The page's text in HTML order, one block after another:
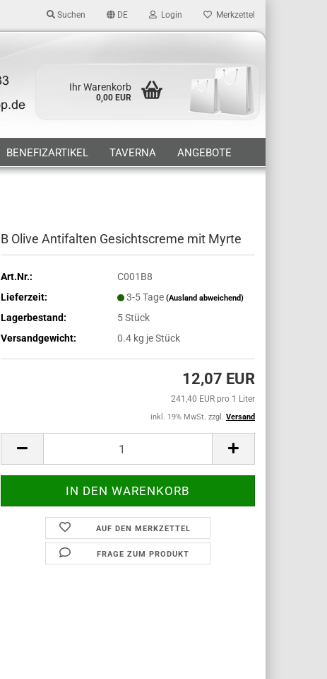
Suchen DE Login Merkzettel
Ihr Warenkorb
0,00 EUR
BENEFIZARTIKEL TAVERNA ANGEBOTE
B Olive Antifalten Gesichtscreme mit Myrte
Art.Nr.:
C001B8
Lieferzeit:
3-5 Tage (Ausland abweichend)
Lagerbestand: 5Stück
Versandgewicht:
0.4 kg je Stück
12,07 EUR
241,40 EUR pro 1 Liter
inkl. 19% MwSt. zzgl. Versand
AUF DEN MERKZETTEL
FRAGE ZUM PRODUKT